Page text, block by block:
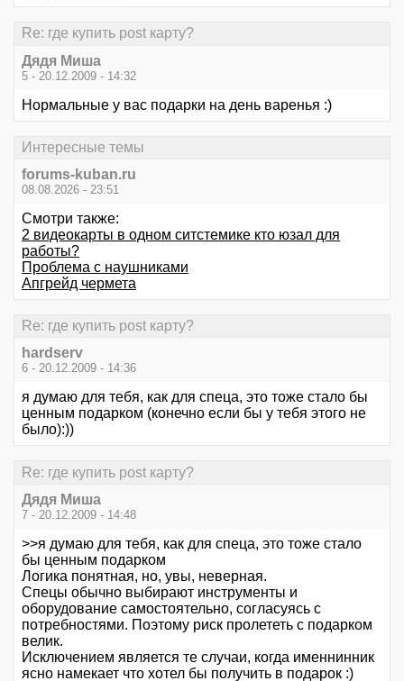
Re: где купить post карту?
Дядя Миша
5 - 20.12.2009 - 14:32
Нормальные у вас подарки на день варенья :)
Интересные темы
forums-kuban.ru
08.08.2026 - 23:51
Смотри также:
2 видеокарты в одном ситстемике кто юзал для
работы?
Проблема с наушниками
Апгрейд чермета
Re: где купить post карту?
hardserv
6 - 20.12.2009 - 14:36
я думаю для тебя, как для спеца, это тоже стало бы
ценным подарком (конечно если бы у тебя этого не
было):))
Re: где купить post карту?
Дядя Миша
7 - 20.12.2009 - 14:48
>>я думаю для тебя, как для спеца, это тоже стало
бы ценным подарком
Логика понятная, но, увы, неверная.
Спецы обычно выбирают инструменты и
оборудование самостоятельно, согласуясь с
потребностями. Поэтому риск пролететь с подарком
велик.
Исключением является те случаи, когда именнинник
ясно намекает что хотел бы получить в подарок :)